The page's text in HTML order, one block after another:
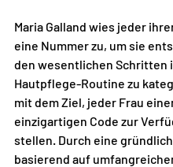
Maria Galland wies jeder
eine Nummer zu, um sie
den wesentlichen Schritten
Hautpflege-Routine zu
mit dem Ziel, jeder Frau
einzigartigen Code zur
stellen. Durch eine
basierend auf